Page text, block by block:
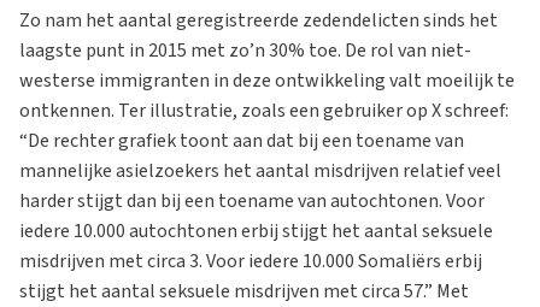
Zo nam het aantal geregistreerde zedendelicten sinds het
laagste punt in 2015 met zo’n 30% toe. De rol van niet-
westerse immigranten in deze ontwikkeling valt moeilijk te
ontkennen. Ter illustratie, zoals een gebruiker op X schreef:
“De rechter grafiek toont aan dat bij een toename van
mannelijke asielzoekers het aantal misdrijven relatief veel
harder stijgt dan bij een toename van autochtonen. Voor
iedere 10.000 autochtonen erbij stijgt het aantal seksuele
misdrijven met circa 3. Voor iedere 10.000 Somaliërs erbij
stijgt het aantal seksuele misdrijven met circa 57.” Met